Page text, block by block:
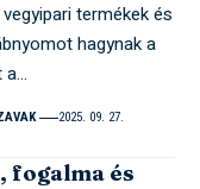
termékek és
hagynak a
a…
2025. 09. 27.
fogalma és